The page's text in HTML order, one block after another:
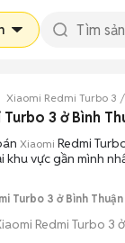
Xiaomi Redmi Turbo 3
3 ở Bình
Xiaomi Redmi
khu vực gần mình
Turbo 3 ở Bình
Redmi Turbo